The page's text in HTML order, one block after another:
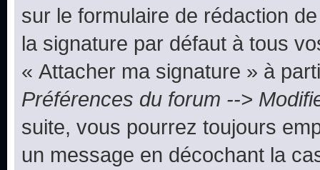
sur le formulaire de rédaction
la signature par défaut à tous
« Attacher ma signature » à
Préférences du forum -->
suite, vous pourrez toujours
un message en décochant la